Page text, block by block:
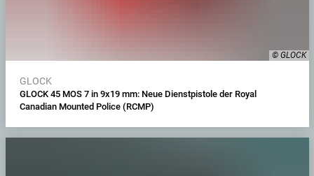
© GLOCK
GLOCK
GLOCK 45 MOS 7 in 9x19 mm: Neue Dienstpistole der Royal
Canadian Mounted Police (RCMP)